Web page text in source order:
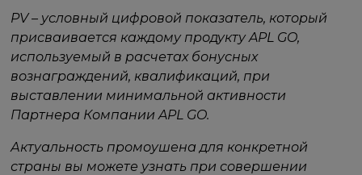
PV – условный цифровой показатель, который
присваивается каждому продукту APL GO,
используемый в расчетах бонусных
вознаграждений, квалификаций, при
выставлении минимальной активности
Партнера Компании APL GO.
Актуальность промоушена для конкретной
страны вы можете узнать при совершении